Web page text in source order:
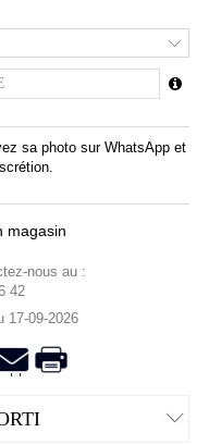
sa photo sur WhatsApp et
magasin
nous au :
42
17-09-2026